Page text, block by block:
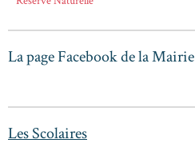
La page Facebook de la Mairie
Les Scolaires